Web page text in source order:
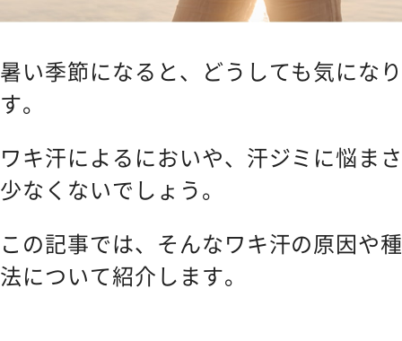
暑い季節になると、どうしても気にな
す。
ワキ汗によるにおいや、汗ジミに悩ま
少なくないでしょう。
この記事では、そんなワキ汗の原因や
法について紹介します。